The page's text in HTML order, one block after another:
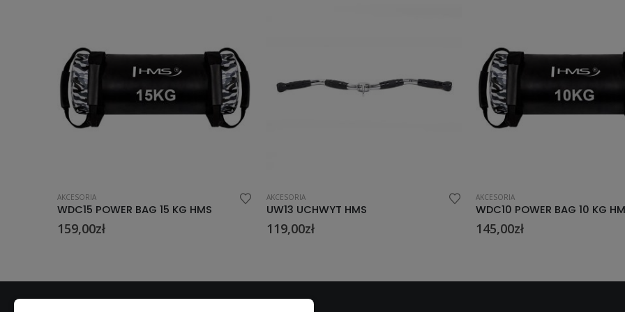
AKCESORIA
UW13 UCHWYT HMS
119,00zł
AKCESORIA
WDC10 POWER BAG 10 KG HMS
145,00zł
AKCESORIA
UW17 UCHWYT HMS
99,00zł